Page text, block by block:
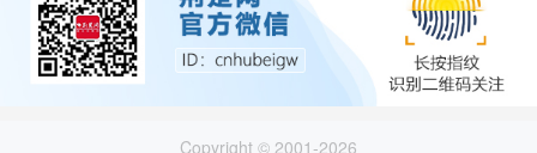
Copyright © 2001-2026